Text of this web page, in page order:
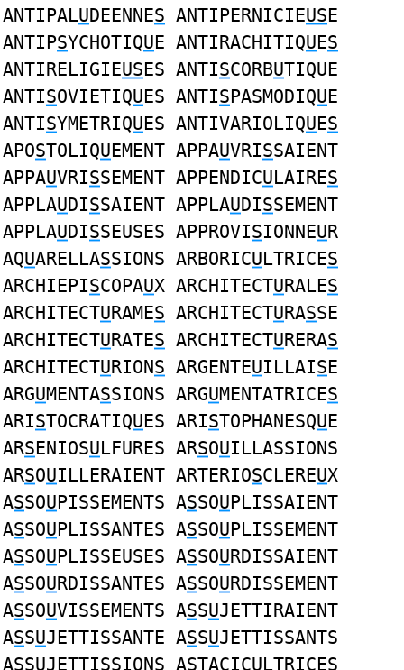
ANTIPALUDEENNES ANTIPERNICIEUSE
ANTIPSYCHOTIQUE ANTIRACHITIQUES
ANTIRELIGIEUSES ANTISCORBUTIQUE
ANTISOVIETIQUES ANTISPASMODIQUE
ANTISYMETRIQUES ANTIVARIOLIQUES
APOSTOLIQUEMENT APPAUVRISSAIENT
APPAUVRISSEMENT APPENDICULAIRES
APPLAUDISSAIENT APPLAUDISSEMENT
APPLAUDISSEUSES APPROVISIONNEUR
AQUARELLASSIONS ARBORICULTRICES
ARCHIEPISCOPAUX ARCHITECTURALES
ARCHITECTURAMES ARCHITECTURASSE
ARCHITECTURATES ARCHITECTURERAS
ARCHITECTURIONS ARGENTEUILLAISE
ARGUMENTASSIONS ARGUMENTATRICES
ARISTOCRATIQUES ARISTOPHANESQUE
ARSENIOSULFURES ARSOUILLASSIONS
ARSOUILLERAIENT ARTERIOSCLEREUX
ASSOUPISSEMENTS ASSOUPLISSAIENT
ASSOUPLISSANTES ASSOUPLISSEMENT
ASSOUPLISSEUSES ASSOURDISSAIENT
ASSOURDISSANTES ASSOURDISSEMENT
ASSOUVISSEMENTS ASSUJETTIRAIENT
ASSUJETTISSANTE ASSUJETTISSANTS
ASSUJETTISSIONS ASTACICULTRICES